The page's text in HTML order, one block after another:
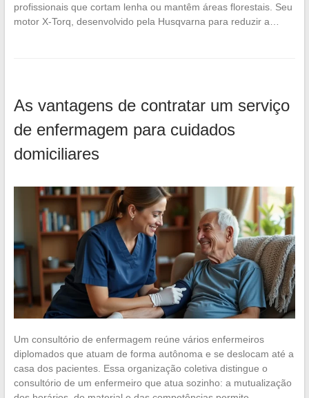
profissionais que cortam lenha ou mantêm áreas florestais. Seu
motor X-Torq, desenvolvido pela Husqvarna para reduzir a…
As vantagens de contratar um serviço
de enfermagem para cuidados
domiciliares
Um consultório de enfermagem reúne vários enfermeiros
diplomados que atuam de forma autônoma e se deslocam até a
casa dos pacientes. Essa organização coletiva distingue o
consultório de um enfermeiro que atua sozinho: a mutualização